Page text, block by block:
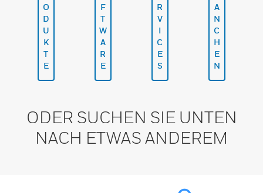
O
D
U
K
T
E
F
T
W
A
R
E
R
V
I
C
E
S
A
N
C
H
E
N
ODER SUCHEN SIE UNTEN
NACH ETWAS ANDEREM